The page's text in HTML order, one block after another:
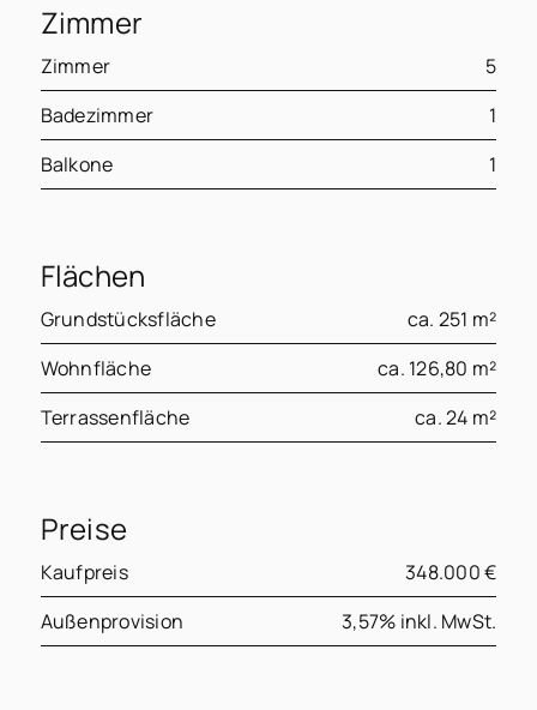
Zimmer
Zimmer
5
Badezimmer
1
Balkone
1
Flächen
Grundstücksfläche
ca. 251 m²
Wohnfläche
ca. 126,80 m²
Terrassenfläche
ca. 24 m²
Preise
Kaufpreis
348.000 €
Außenprovision
3,57% inkl. MwSt.